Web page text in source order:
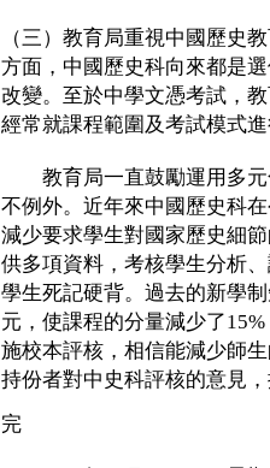
（三）教育局重視中國歷史
方面，中國歷史科向來都是
改變。至於中學文憑考試，
經常就課程範圍及考試模式
教育局一直鼓勵運用多元
不例外。近年來中國歷史科
減少要求學生對國家歷史細
供多項資料，考核學生分析
學生死記硬背。過去的新學
元，使課程的分量減少了
施校本評核，相信能減少師
持份者對中史科評核的意見
完